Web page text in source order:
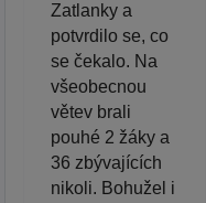
Zatlanky a
potvrdilo se, co
se čekalo. Na
všeobecnou
větev brali
pouhé 2 žáky a
36 zbývajících
nikoli. Bohužel i